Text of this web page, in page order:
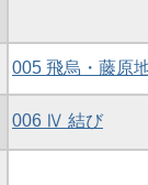
005 飛烏・藤原
006 Ⅳ 結び